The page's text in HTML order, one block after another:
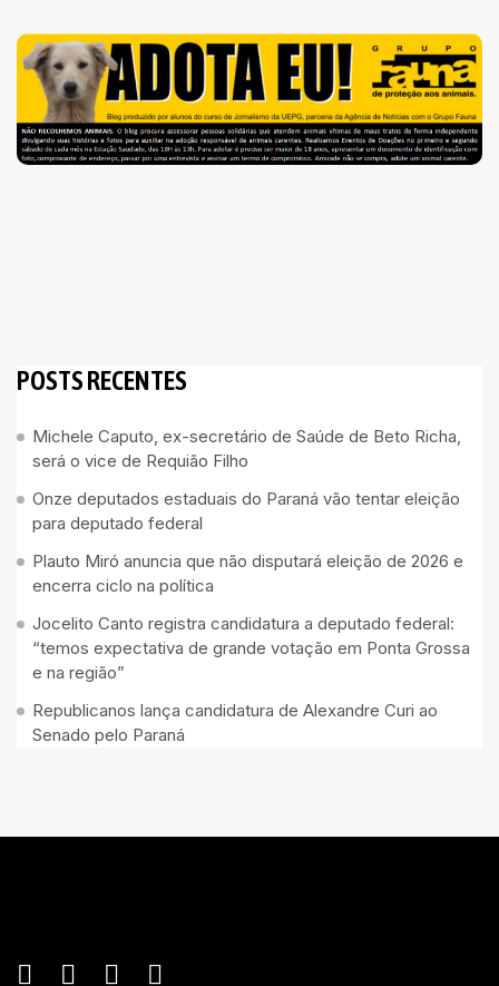
POSTS RECENTES
Michele Caputo, ex-secretário de Saúde de Beto Richa,
será o vice de Requião Filho
Onze deputados estaduais do Paraná vão tentar eleição
para deputado federal
Plauto Miró anuncia que não disputará eleição de 2026 e
encerra ciclo na política
Jocelito Canto registra candidatura a deputado federal:
“temos expectativa de grande votação em Ponta Grossa
e na região”
Republicanos lança candidatura de Alexandre Curi ao
Senado pelo Paraná